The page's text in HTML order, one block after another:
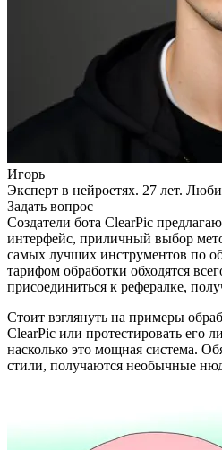
Игорь
Эксперт в нейроетях. 27 лет.
Задать вопрос
Создатели бота ClearPic
интерфейс, приличный выбор
самых лучших инструментов по
тарифом обработки обходятся
присоединиться к рефералке,
Стоит взглянуть на примеры
ClearPic или протестировать его
насколько это мощная система.
стили, получаются необычные